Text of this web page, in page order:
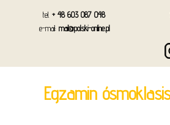
tel. + 48 603 087 048
e-mail: mail@polski-online.pl
Egzamin